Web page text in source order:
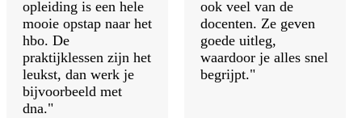
opleiding is een hele
mooie opstap naar het
hbo. De
praktijklessen zijn het
leukst, dan werk je
bijvoorbeeld met
dna."
ook veel van de
docenten. Ze geven
goede uitleg,
waardoor je alles snel
begrijpt."